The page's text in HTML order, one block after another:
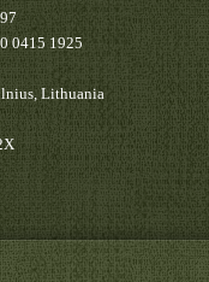
0415 1925
Lithuania